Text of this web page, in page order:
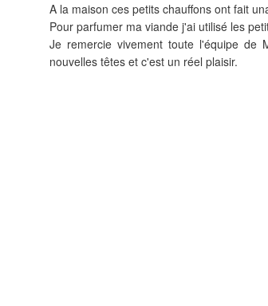
A la maison ces petits chauffons ont fait
Pour parfumer ma viande j'ai utilisé les
Je remercie vivement toute l'équipe de
nouvelles têtes et c'est un réel plaisir.